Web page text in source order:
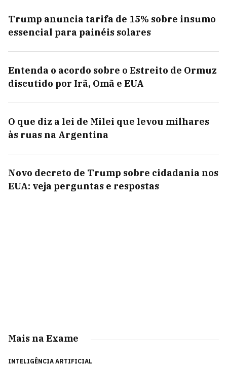
Trump anuncia tarifa de 15% sobre insumo
essencial para painéis solares
Entenda o acordo sobre o Estreito de Ormuz
discutido por Irã, Omã e EUA
O que diz a lei de Milei que levou milhares
às ruas na Argentina
Novo decreto de Trump sobre cidadania nos
EUA: veja perguntas e respostas
Mais na Exame
INTELIGÊNCIA ARTIFICIAL